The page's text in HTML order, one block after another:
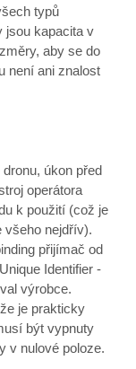
typů
jsou kapacita v
aby se do
není ani znalost
úkon před
operátora
k použití (což je
všeho nejdřív).
přijímač od
Identifier -
výrobce.
je prakticky
být vypnuty
v nulové poloze.